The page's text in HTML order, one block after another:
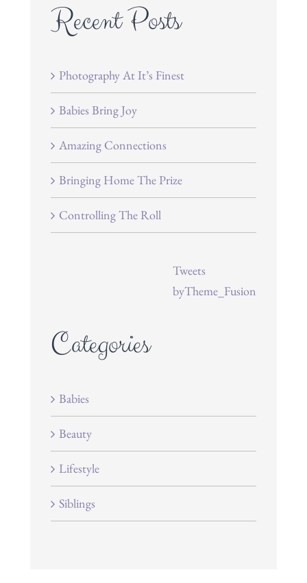
Recent Posts
Photography At It’s Finest
Babies Bring Joy
Amazing Connections
Bringing Home The Prize
Controlling The Roll
Tweets
byTheme_Fusion
Categories
Babies
Beauty
Lifestyle
Siblings